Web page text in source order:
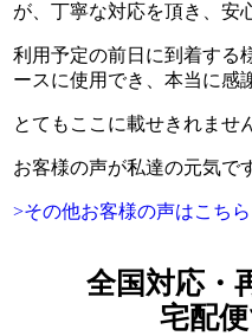
が、丁寧な対応を頂き、安
利用予定の前日に到着する
ースに使用でき、本当に感
とてもここに載せきれませ
お客様の声が私達の元気で
>その他お客様の声はこちら
全国対応・
宅配